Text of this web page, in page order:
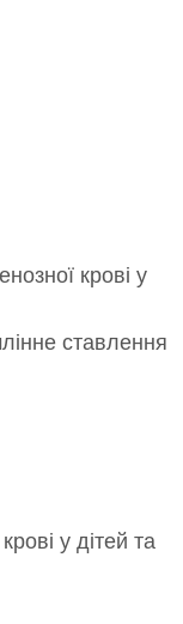
крові у
ставлення
у дітей та